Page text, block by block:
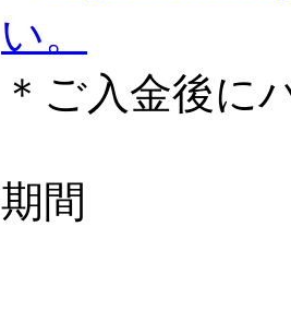
い。
＊ご入金後に
期間